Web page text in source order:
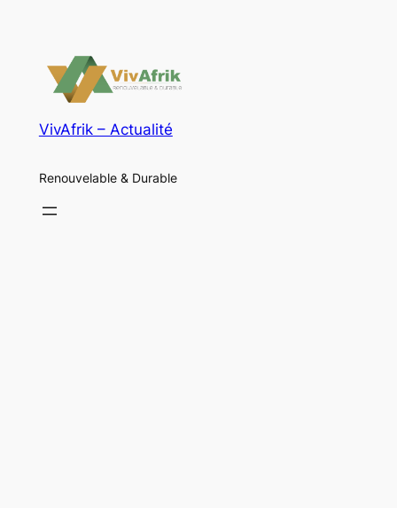
VivAfrik – Actualité
Renouvelable & Durable